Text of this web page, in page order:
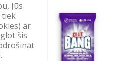
Jūs
tiek
ar
šis